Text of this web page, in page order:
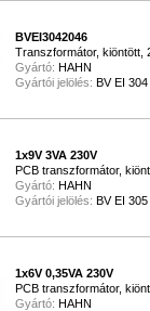
BVEI3042046
Transzformátor, kiöntött,
Gyártó: HAHN
Gyártói jelölés: BV EI
1x9V 3VA 230V
PCB transzformátor,
Gyártó: HAHN
Gyártói jelölés: BV EI
1x6V 0,35VA 230V
PCB transzformátor,
Gyártó: HAHN